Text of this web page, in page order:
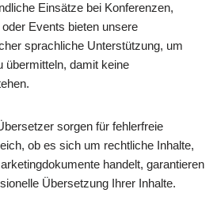
Einsätze bei Konferenzen,
Events bieten unsere
sprachliche Unterstützung, um
übermitteln, damit keine
sorgen für fehlerfreie
ob es sich um rechtliche Inhalte,
handelt, garantieren
Übersetzung Ihrer Inhalte.